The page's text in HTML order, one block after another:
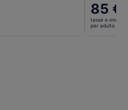
Il
prezzo
è
85 €
tasse e oneri
per adulto